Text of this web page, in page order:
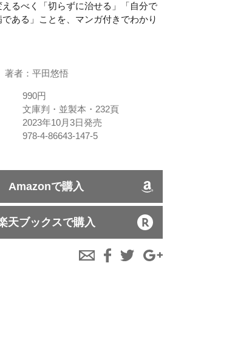
るべく「切らずに治せる」「自分で
ある」ことを、マンガ付きでわかり
著者：平田悠悟
990円
文庫判・並製本・232頁
2023年10月3日発売
978-4-86643-147-5
Amazonで購入
天ブックスで購入